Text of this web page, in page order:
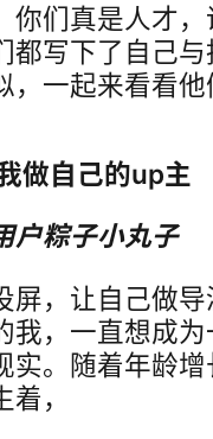
你们真是人才
都写下了自己
，一起来看看
做自己的up主
户粽子小丸子
屏，让自己做
我，一直想成
实。随着年龄
，